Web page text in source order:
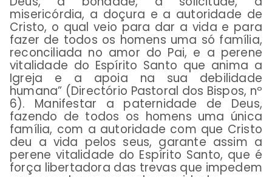
misericórdia, a doçura e a autoridade de
Cristo, o qual veio para dar a vida e para
fazer de todos os homens uma só família,
reconciliada no amor do Pai, e a perene
vitalidade do Espírito Santo que anima a
Igreja e a apoia na sua debilidade
humana” (Directório Pastoral dos Bispos, nº
6). Manifestar a paternidade de Deus,
fazendo de todos os homens uma única
família, com a autoridade com que Cristo
deu a vida pelos seus, garante assim a
perene vitalidade do Espírito Santo, que é
força libertadora das trevas que impedem